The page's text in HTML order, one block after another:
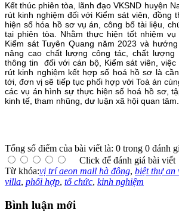
Kết thúc phiên tòa, lãnh đạo VKSND huyện
rút kinh nghiệm đối với Kiểm sát viên, đồng
hiện số hóa hồ sơ vụ án, công bố tài liệu,
tại phiên tòa. Nhằm thực hiện tốt nhiệm
Kiểm sát Tuyên Quang năm 2023 và
nâng cao chất lượng công tác, chất lượng
thông tin đối với cán bộ, Kiểm sát viên,
rút kinh nghiệm kết hợp số hoá hồ sơ là
tới, đơn vị sẽ tiếp tục phối hợp với Toà án
các vụ án hình sự thực hiện số hoá hồ sơ,
kinh tế, tham nhũng, dư luận xã hội quan tâm.
Tin: Thu
Ảnh:
Tổng số điểm của bài viết là: 0 trong 0 đánh
Click để đánh giá bài viết
Từ khóa:vị trí aeon mall hà đông, biệt thự an
villa, phối hợp, tổ chức, kinh nghiệm
Bình luận mới